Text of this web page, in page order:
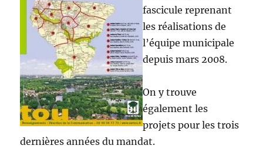
fascicule reprenant
les réalisations de
l’équipe municipale
depuis mars 2008.
On y trouve
également les
projets pour les trois
dernières années du mandat.